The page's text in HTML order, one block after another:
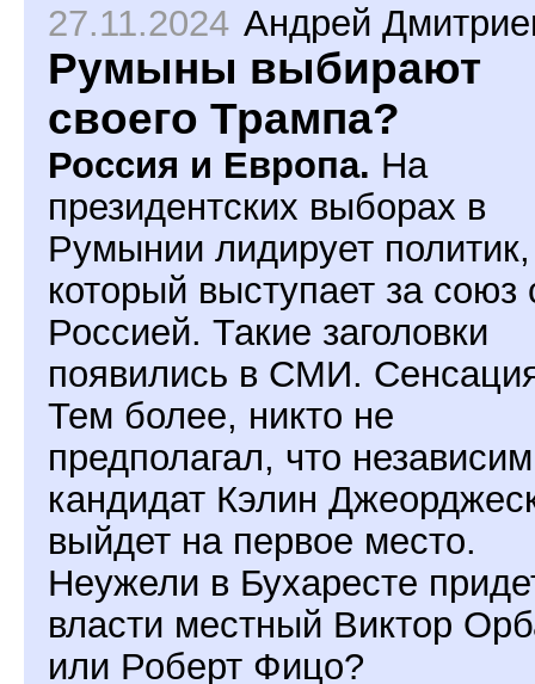
27.11.2024 Андрей
Румыны выбирают
своего Трампа?
Россия и Европа. На
президентских выборах в
Румынии лидирует политик,
который выступает за союз
Россией. Такие заголовки
появились в СМИ.
Тем более, никто не
предполагал, что
кандидат Кэлин
выйдет на первое место.
Неужели в Бухаресте
власти местный Виктор
или Роберт Фицо?